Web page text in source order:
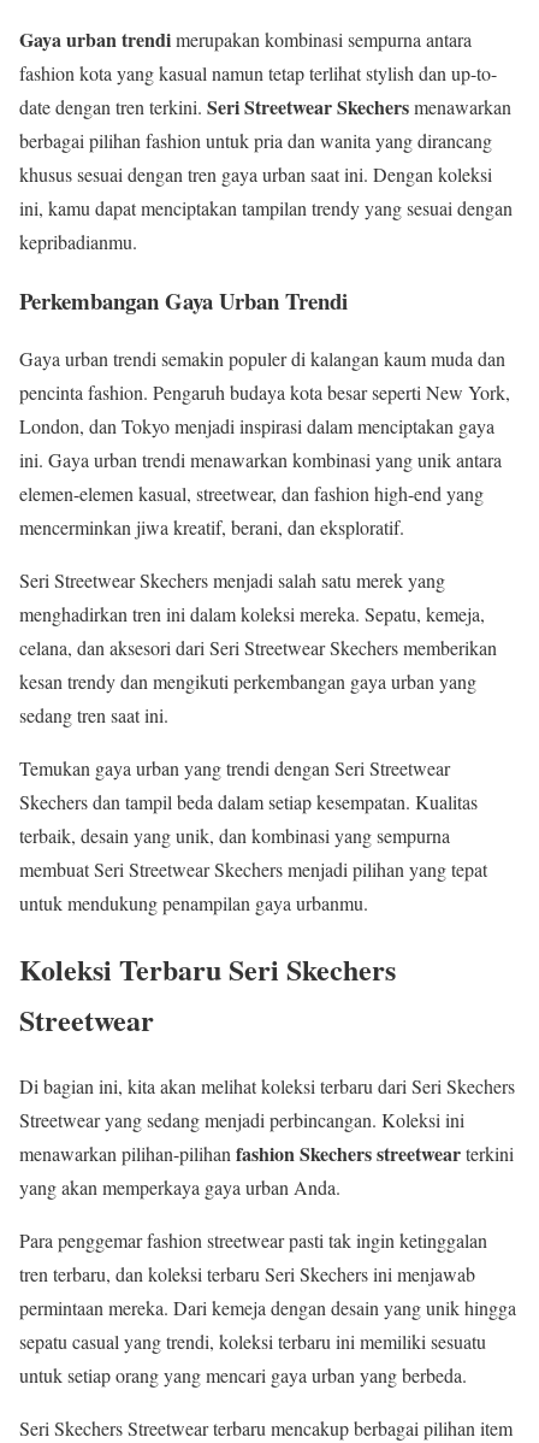
Gaya urban trendimerupakan kombinasi sempurna antara
fashion kota yang kasual namun tetap terlihat stylish dan up-to-
date dengan tren terkini. Seri Streetwear Skechersmenawarkan
berbagai pilihan fashion untuk pria dan wanita yang dirancang
khusus sesuai dengan tren gaya urban saat ini. Dengan koleksi
ini, kamu dapat menciptakan tampilan trendy yang sesuai dengan
kepribadianmu.
Perkembangan Gaya Urban Trendi
Gaya urban trendi semakin populer di kalangan kaum muda dan
pencinta fashion. Pengaruh budaya kota besar seperti New York,
London, dan Tokyo menjadi inspirasi dalam menciptakan gaya
ini. Gaya urban trendi menawarkan kombinasi yang unik antara
elemen-elemen kasual, streetwear, dan fashion high-end yang
mencerminkan jiwa kreatif, berani, dan eksploratif.
Seri Streetwear Skechers menjadi salah satu merek yang
menghadirkan tren ini dalam koleksi mereka. Sepatu, kemeja,
celana, dan aksesori dari Seri Streetwear Skechers memberikan
kesan trendy dan mengikuti perkembangan gaya urban yang
sedang tren saat ini.
Temukan gaya urban yang trendi dengan Seri Streetwear
Skechers dan tampil beda dalam setiap kesempatan. Kualitas
terbaik, desain yang unik, dan kombinasi yang sempurna
membuat Seri Streetwear Skechers menjadi pilihan yang tepat
untuk mendukung penampilan gaya urbanmu.
Koleksi Terbaru Seri Skechers
Streetwear
Di bagian ini, kita akan melihat koleksi terbaru dari Seri Skechers
Streetwear yang sedang menjadi perbincangan. Koleksi ini
menawarkan pilihan-pilihanfashion Skechers streetwearterkini
yang akan memperkaya gaya urban Anda.
Para penggemar fashion streetwear pasti tak ingin ketinggalan
tren terbaru, dan koleksi terbaru Seri Skechers ini menjawab
permintaan mereka. Dari kemeja dengan desain yang unik hingga
sepatu casual yang trendi, koleksi terbaru ini memiliki sesuatu
untuk setiap orang yang mencari gaya urban yang berbeda.
Seri Skechers Streetwear terbaru mencakup berbagai pilihan item